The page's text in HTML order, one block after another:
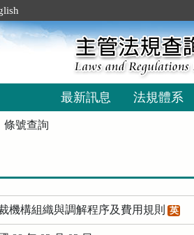
最新訊息 法規體系
條號查詢
機構組織與調解程序及費用規則 英